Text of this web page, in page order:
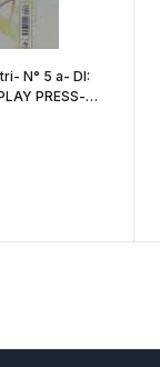
N° 5 a- DI:
PRESS-in